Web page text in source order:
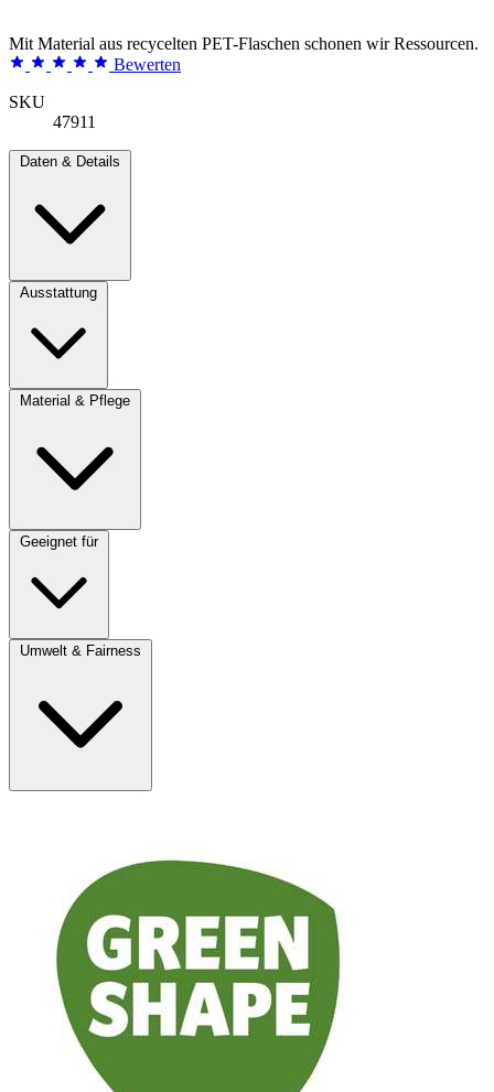
Mit Material aus recycelten PET-Flaschen schonen wir Ressourcen.
Bewerten
SKU
47911
Daten & Details
Ausstattung
Material & Pflege
Geeignet für
Umwelt & Fairness